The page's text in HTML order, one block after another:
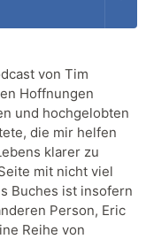
von Tim
Hoffnungen
und hochgelobten
die mir helfen
klarer zu
mit nicht viel
Buches ist insofern
Person, Eric
Reihe von